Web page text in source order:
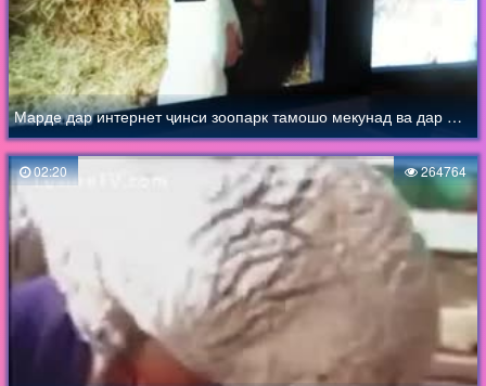
Марде дар интернет ҷинси зоопарк тамошо мекунад ва дар монитор кончаҳои ҷинсиро тамошо мекунад
02:20 264764